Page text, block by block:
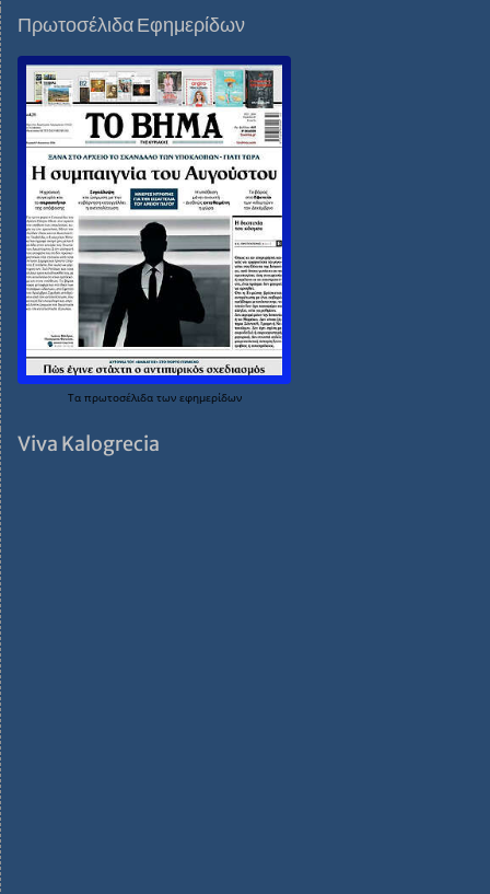
Πρωτοσέλιδα Εφημερίδων
Τα πρωτοσέλιδα των εφημερίδων
Viva Kalogrecia